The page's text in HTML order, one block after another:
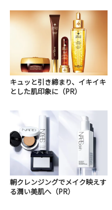
キュッと引き締まり、イキイキ
とした肌印象に（PR）
朝クレンジングでメイク映えす
る潤い美肌へ（PR）